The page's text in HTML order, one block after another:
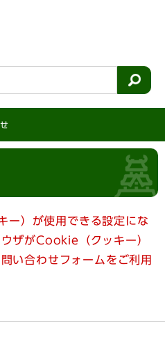
ー）が使用できる設定にな
ザがCookie（クッキー）
い合わせフォームをご利用